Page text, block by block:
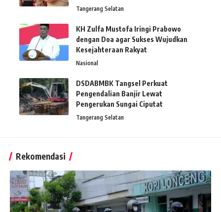
Tangerang Selatan
KH Zulfa Mustofa Iringi Prabowo
dengan Doa agar Sukses Wujudkan
Kesejahteraan Rakyat
Nasional
DSDABMBK Tangsel Perkuat
Pengendalian Banjir Lewat
Pengerukan Sungai Ciputat
Tangerang Selatan
Rekomendasi